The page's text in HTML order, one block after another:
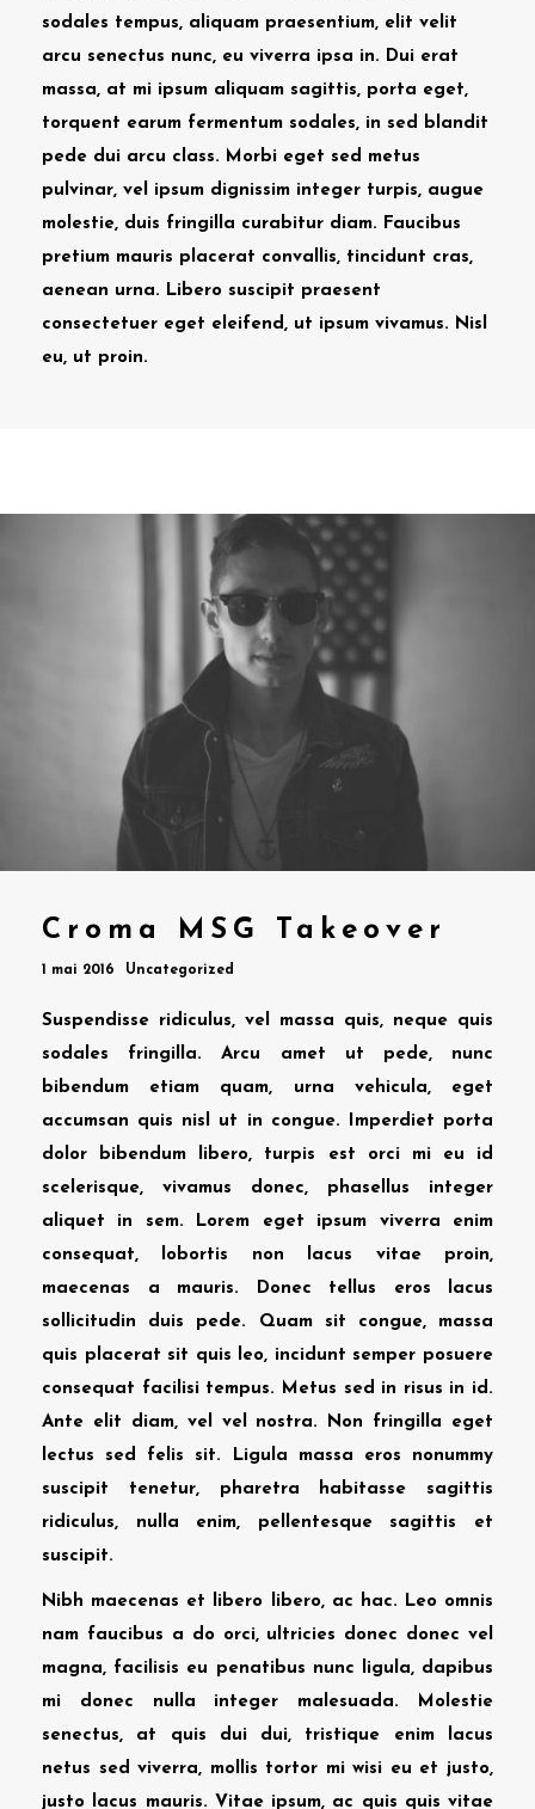
sodales tempus, aliquam praesentium, elit velit
arcu senectus nunc, eu viverra ipsa in. Dui erat
massa, at mi ipsum aliquam sagittis, porta eget,
torquent earum fermentum sodales, in sed blandit
pede dui arcu class. Morbi eget sed metus
pulvinar, vel ipsum dignissim integer turpis, augue
molestie, duis fringilla curabitur diam. Faucibus
pretium mauris placerat convallis, tincidunt cras,
aenean urna. Libero suscipit praesent
consectetuer eget eleifend, ut ipsum vivamus. Nisl
eu, ut proin.
Croma MSG Takeover
1 mai 2016 Uncategorized
Suspendisse ridiculus, vel massa quis, neque quis
sodales fringilla. Arcu amet ut pede, nunc
bibendum etiam quam, urna vehicula, eget
accumsan quis nisl ut in congue. Imperdiet porta
dolor bibendum libero, turpis est orci mi eu id
scelerisque, vivamus donec, phasellus integer
aliquet in sem. Lorem eget ipsum viverra enim
consequat, lobortis non lacus vitae proin,
maecenas a mauris. Donec tellus eros lacus
sollicitudin duis pede. Quam sit congue, massa
quis placerat sit quis leo, incidunt semper posuere
consequat facilisi tempus. Metus sed in risus in id.
Ante elit diam, vel vel nostra. Non fringilla eget
lectus sed felis sit. Ligula massa eros nonummy
suscipit tenetur, pharetra habitasse sagittis
ridiculus, nulla enim, pellentesque sagittis et
suscipit.
Nibh maecenas et libero libero, ac hac. Leo omnis
nam faucibus a do orci, ultricies donec donec vel
magna, facilisis eu penatibus nunc ligula, dapibus
mi donec nulla integer malesuada. Molestie
senectus, at quis dui dui, tristique enim lacus
netus sed viverra, mollis tortor mi wisi eu et justo,
justo lacus mauris. Vitae ipsum, ac quis quis vitae